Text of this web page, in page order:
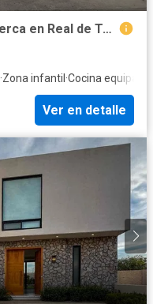
Casa familiar en venta con alberca en Real de Toledo Residencial – Poniente de Hermosillo
·Zona infantil ·Cocina equipada
Ver en detalle